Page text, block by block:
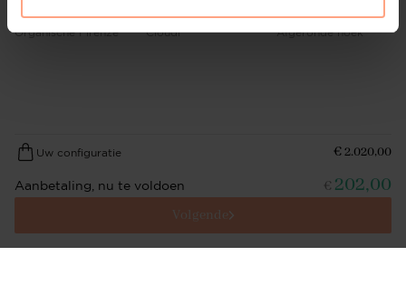
Organische Firenze Cloudi Afgeronde hoek
Uw configuratie €2.020,00
Aanbetaling, nu te voldoen € 202,00
Volgende